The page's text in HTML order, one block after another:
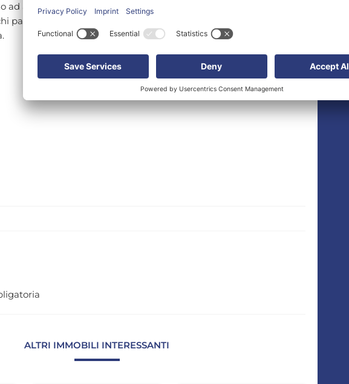
ad angolo con Via del Pozzo.
passi dalla stazione ferroviaria ed alla stazione delle corriere in
ALTRI IMMOBILI INTERESSANTI